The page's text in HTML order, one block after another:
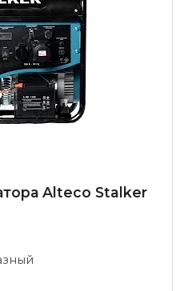
Alteco Stalker